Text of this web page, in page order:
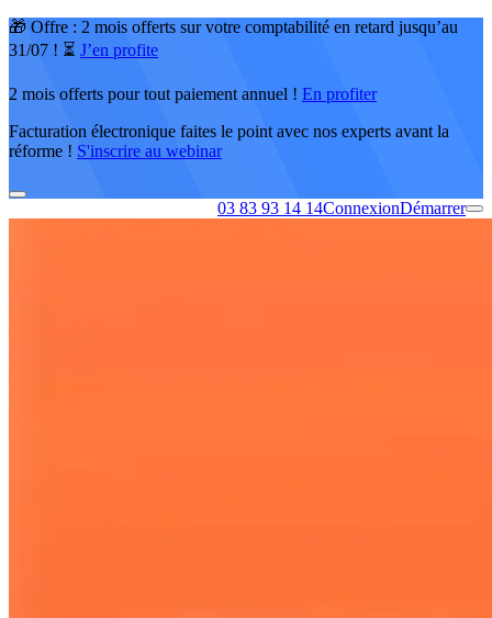
🎁 Offre : 2 mois offerts sur votre comptabilité en retard jusqu’au
31/07 ! ⏳ J’en profite
2 mois offerts pour tout paiement annuel ! En profiter
Facturation électronique faites le point avec nos experts avant la
réforme ! S'inscrire au webinar
03 83 93 14 14ConnexionDémarrer